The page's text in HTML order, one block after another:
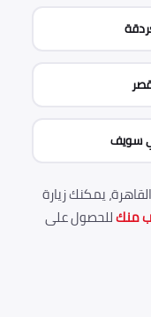
سويف
يمكنك زيارة
منكللحصول على